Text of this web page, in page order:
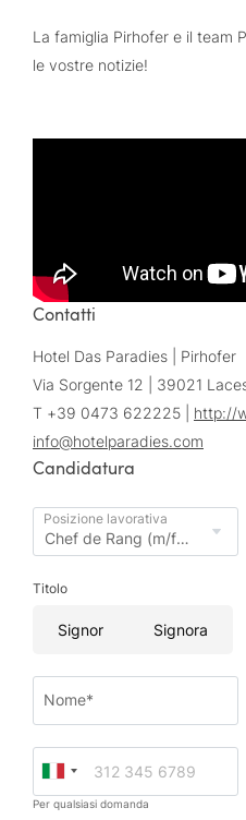
La famiglia Pirhofer e il team
le vostre notizie!
Contatti
Hotel Das Paradies | Pirhofer
Via Sorgente 12 | 39021
T +39 0473 622225 | http://
info@hotelparadies.com
Candidatura
Posizione lavorativa
Titolo
Signor Signora
Nome*
Per qualsiasi domanda